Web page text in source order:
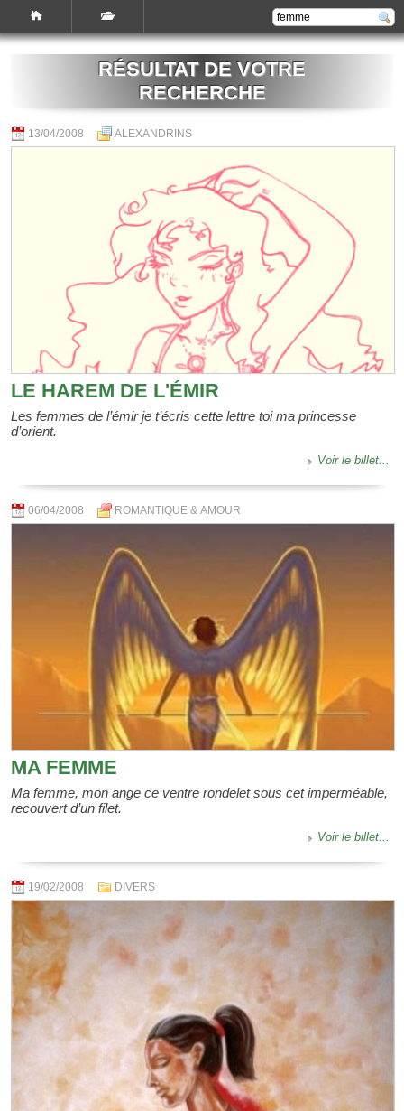
RÉSULTAT DE VOTRE
RECHERCHE
13/04/2008 ALEXANDRINS
LE HAREM DE L'ÉMIR
Les femmes de l’émir je t’écris cette lettre toi ma princesse
d’orient.
Voir le billet...
06/04/2008 ROMANTIQUE & AMOUR
MA FEMME
Ma femme, mon ange ce ventre rondelet sous cet imperméable,
recouvert d’un filet.
Voir le billet...
19/02/2008 DIVERS